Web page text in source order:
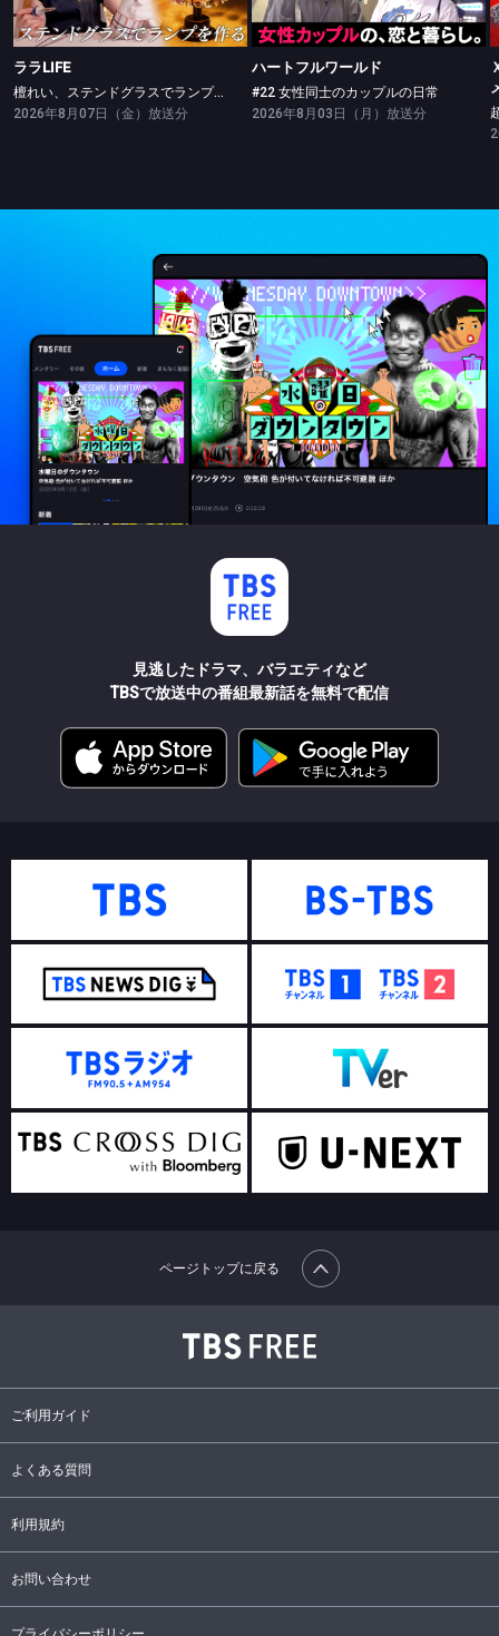
ララLIFE
檀れい、ステンドグラスでランプを作る
2026年8月07日（金）放送分
ハートフルワールド
#22 女性同士のカップルの日常
2026年8月03日（月）放送分
見逃したドラマ、バラエティなど
TBSで放送中の番組最新話を無料で配信
ご利用ガイド
よくある質問
利用規約
お問い合わせ
ページトップに戻る